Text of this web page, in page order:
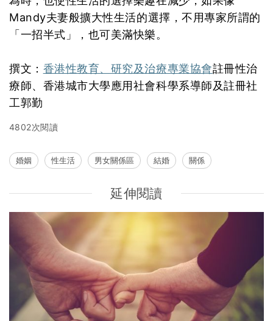
Mandy夫妻般擴大性生活的選擇，不用專家所謂的
「一招半式」，也可美滿快樂。
撰文： 香港性教育、研究及治療專業協會註冊性治
療師、香港城市大學應用社會科學系導師及註冊社
工郭勤
4802次閱讀
婚姻 性生活 男女關係區 結婚 關係
延伸閱讀